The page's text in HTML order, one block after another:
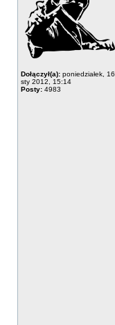
Dołączył(a): poniedziałek, 16
sty 2012, 15:14
Posty: 4983